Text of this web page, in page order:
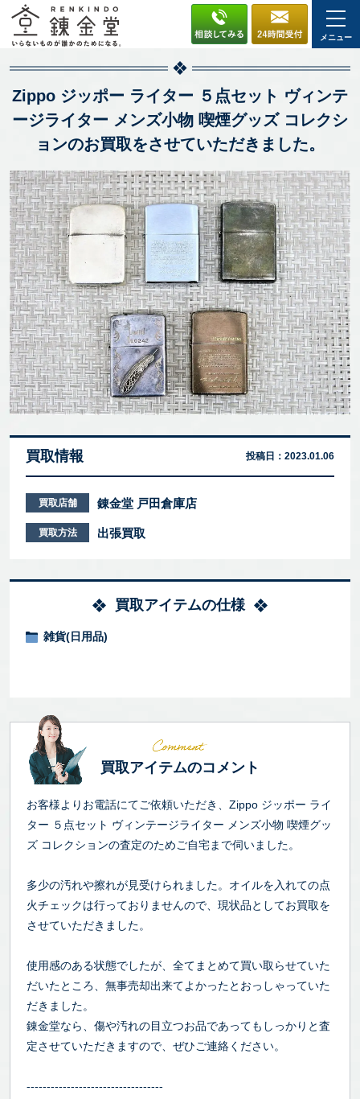
メニュー
Zippo ジッポー ライター ５点セット ヴィンテ
ージライター メンズ小物 喫煙グッズ コレクシ
ョンのお買取をさせていただきました。
買取情報 投稿日： 2023.01.06
買取店舗 錬金堂 戸田倉庫店
買取方法 出張買取
買取アイテムの仕様
雑貨(日用品)
買取アイテムのコメント
お客様よりお電話にてご依頼いただき、Zippo ジッポー ライ
ター ５点セット ヴィンテージライター メンズ小物 喫煙グッ
ズ コレクションの査定のためご自宅まで伺いました。
多少の汚れや擦れが見受けられました。オイルを入れての点
火チェックは行っておりませんので、現状品としてお買取を
させていただきました。
使用感のある状態でしたが、全てまとめて買い取らせていた
だいたところ、無事売却出来てよかったとおっしゃっていた
だきました。
錬金堂なら、傷や汚れの目立つお品であってもしっかりと査
定させていただきますので、ぜひご連絡ください。
----------------------------------